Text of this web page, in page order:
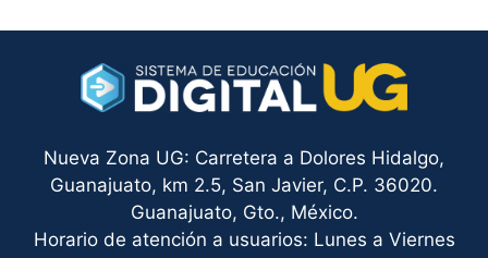
Nueva Zona UG: Carretera a Dolores Hidalgo,
Guanajuato, km 2.5, San Javier, C.P. 36020.
Guanajuato, Gto., México.
Horario de atención a usuarios: Lunes a Viernes